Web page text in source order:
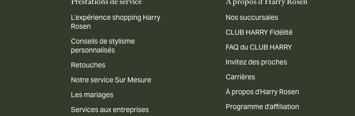
L’expérience shopping Harry
Rosen
Conseils de stylisme
personnalisés
Retouches
Notre service Sur Mesure
Les mariages
Services aux entreprises
Nos succursales
CLUB HARRY Fidélité
FAQ du CLUB HARRY
Invitez des proches
Carrières
À propos d'Harry Rosen
Programme d'affiliation